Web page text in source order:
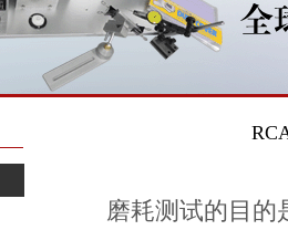
磨耗测试的目的是